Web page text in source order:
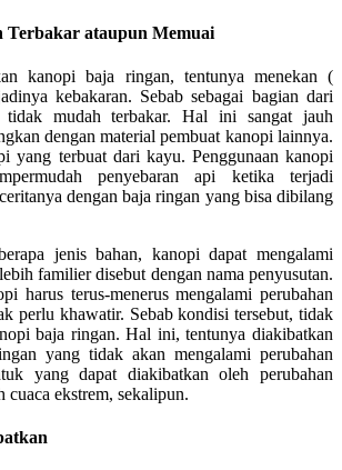
Terbakar ataupun Memuai
kanopi baja ringan, tentunya menekan (
kebakaran. Sebab sebagai bagian dari
mudah terbakar. Hal ini sangat jauh
dengan material pembuat kanopi lainnya.
yang terbuat dari kayu. Penggunaan kanopi
penyebaran api ketika terjadi
dengan baja ringan yang bisa dibilang
jenis bahan, kanopi dapat mengalami
familier disebut dengan nama penyusutan.
harus terus-menerus mengalami perubahan
perlu khawatir. Sebab kondisi tersebut, tidak
baja ringan. Hal ini, tentunya diakibatkan
yang tidak akan mengalami perubahan
yang dapat diakibatkan oleh perubahan
cuaca ekstrem, sekalipun.